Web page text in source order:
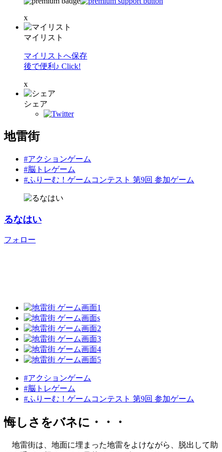
x
マイリスト
マイリストへ保存
後で便利♪ Click!
x
シェア
地雷街
#アクションゲーム
#脳トレゲーム
#ふりーむ！ゲームコンテスト 第9回 参加ゲーム
るなはい
フォロー
#アクションゲーム
#脳トレゲーム
#ふりーむ！ゲームコンテスト 第9回 参加ゲーム
悔しさをバネに・・・
地雷街は、地面に埋まった地雷をよけながら、脱出して助